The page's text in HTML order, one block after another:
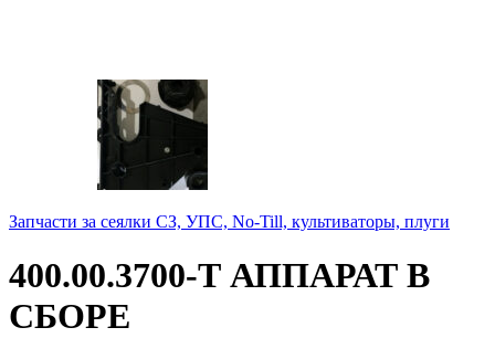
Запчасти за сеялки СЗ, УПС, No-Till, культиваторы, плуги
400.00.3700-Т АППАРАТ В
СБОРЕ